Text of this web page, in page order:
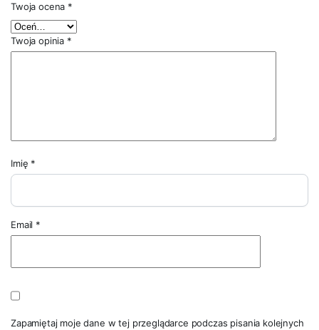
Twoja ocena *
Twoja opinia *
Imię *
Email *
Zapamiętaj moje dane w tej przeglądarce podczas pisania kolejnych